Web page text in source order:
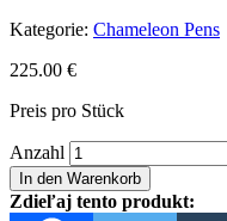
Kategorie: Chameleon Pens
225.00 €
Preis pro Stück
Anzahl Chameleon
52
Tones
Set
In den Warenkorb
Zdieľaj tento produkt: